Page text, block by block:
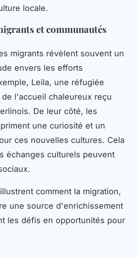
locale.
et communautés
migrants révèlent souvent un
envers les efforts
Leila, une réfugiée
l'accueil chaleureux reçu
De leur côté, les
une curiosité et un
ces nouvelles cultures. Cela
échanges culturels peuvent
illustrent comment la migration,
une source d'enrichissement
les défis en opportunités pour